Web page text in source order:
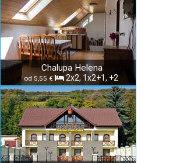
Chalupa Helena
od 5,55 € 2x2, 1x2+1, +2